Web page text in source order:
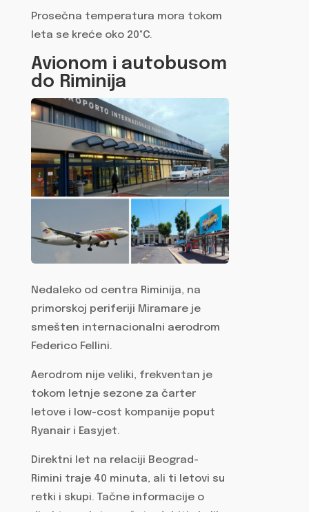
Prosečna temperatura mora tokom
leta se kreće oko 20°C.
Avionom i autobusom
do Riminija
Nedaleko od centra Riminija, na
primorskoj periferiji Miramare je
smešten internacionalni aerodrom
Federico Fellini.
Aerodrom nije veliki, frekventan je
tokom letnje sezone za čarter
letove i low-cost kompanije poput
Ryanair i Easyjet.
Direktni let na relaciji Beograd-
Rimini traje 40 minuta, ali ti letovi su
retki i skupi. Tačne informacije o